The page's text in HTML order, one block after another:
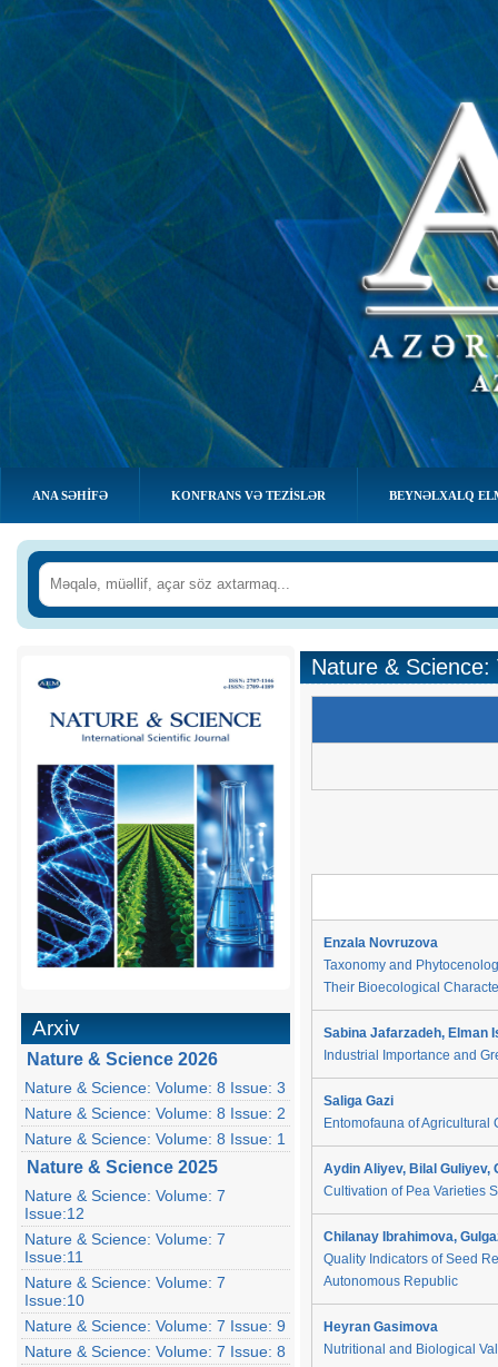
ANA SƏHIFƏ KONFRANS VƏ TEZİSLƏR BEYNƏLXALQ
Arxiv
Nature & Science 2026
Nature & Science: Volume: 8 Issue: 3
Nature & Science: Volume: 8 Issue: 2
Nature & Science: Volume: 8 Issue: 1
Nature & Science 2025
Nature & Science: Volume: 7
Issue:12
Nature & Science: Volume: 7
Issue:11
Nature & Science: Volume: 7
Issue:10
Nature & Science: Volume: 7 Issue: 9
Nature & Science: Volume: 7 Issue: 8
Nature &
Enzala Novruzova
Taxonomy and
Their Bioecological
Sabina Jafarzadeh, Elman
Industrial Importance and
Saliga Gazi
Entomofauna of
Aydin Aliyev, Bilal Guliyev,
Cultivation of Pea Varieties
Chilanay Ibrahimova,
Quality Indicators of Seed
Autonomous Republic
Heyran Gasimova
Nutritional and Biological